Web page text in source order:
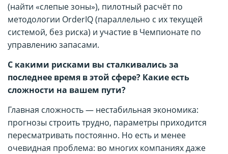
(найти «слепые зоны»), пилотный расчёт по
методологии OrderIQ (параллельно с их текущей
системой, без риска) и участие в Чемпионате по
управлению запасами.
С какими рисками вы сталкивались за
последнее время в этой сфере? Какие есть
сложности на вашем пути?
Главная сложность — нестабильная экономика:
прогнозы строить трудно, параметры приходится
пересматривать постоянно. Но есть и менее
очевидная проблема: во многих компаниях даже